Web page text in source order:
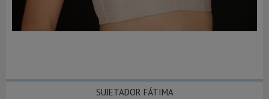
SUJETADOR FÁTIMA